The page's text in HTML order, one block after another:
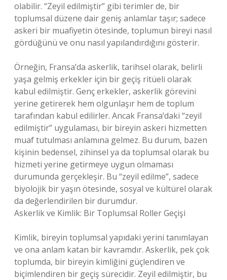
olabilir. “Zeyil edilmiştir” gibi terimler de, bir
toplumsal düzene dair geniş anlamlar taşır; sadece
askeri bir muafiyetin ötesinde, toplumun bireyi nasıl
gördüğünü ve onu nasıl yapılandırdığını gösterir.
Örneğin, Fransa’da askerlik, tarihsel olarak, belirli
yaşa gelmiş erkekler için bir geçiş ritüeli olarak
kabul edilmiştir. Genç erkekler, askerlik görevini
yerine getirerek hem olgunlaşır hem de toplum
tarafından kabul edilirler. Ancak Fransa’daki “zeyil
edilmiştir” uygulaması, bir bireyin askeri hizmetten
muaf tutulması anlamına gelmez. Bu durum, bazen
kişinin bedensel, zihinsel ya da toplumsal olarak bu
hizmeti yerine getirmeye uygun olmaması
durumunda gerçekleşir. Bu “zeyil edilme”, sadece
biyolojik bir yaşın ötesinde, sosyal ve kültürel olarak
da değerlendirilen bir durumdur.
Askerlik ve Kimlik: Bir Toplumsal Roller Geçişi
Kimlik, bireyin toplumsal yapıdaki yerini tanımlayan
ve ona anlam katan bir kavramdır. Askerlik, pek çok
toplumda, bir bireyin kimliğini güçlendiren ve
biçimlendiren bir geçiş sürecidir. Zeyil edilmiştir, bu